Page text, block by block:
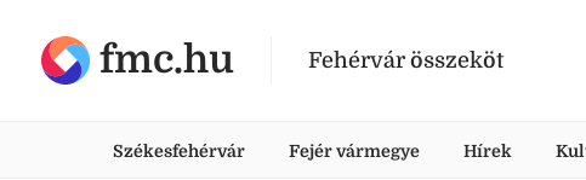
fmc.hu Fehérvár összeköt
Székesfehérvár Fejér vármegye Hírek